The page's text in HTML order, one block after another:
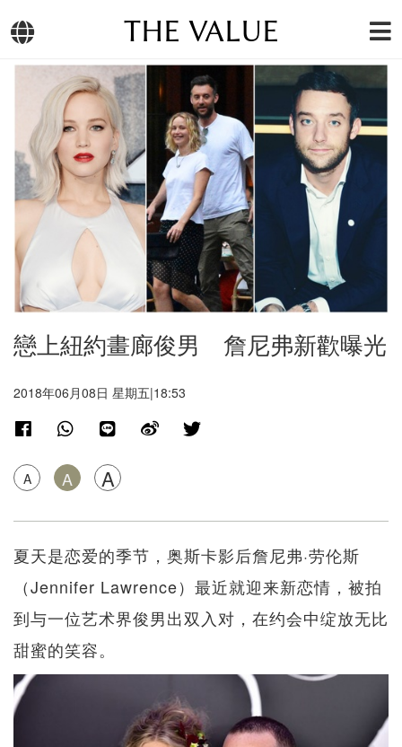
THE VALUE
戀上紐約畫廊俊男 詹尼弗新歡曝光
2018年06月08日 星期五|18:53
A A A
夏天是恋爱的季节，奥斯卡影后詹尼弗·劳伦斯
（Jennifer Lawrence）最近就迎来新恋情，被拍
到与一位艺术界俊男出双入对，在约会中绽放无比
甜蜜的笑容。